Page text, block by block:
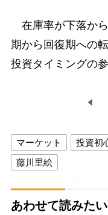
在庫率が下落か
期から回復期への
投資タイミングの
マーケット 投資初
藤川里絵
あわせて読みたい